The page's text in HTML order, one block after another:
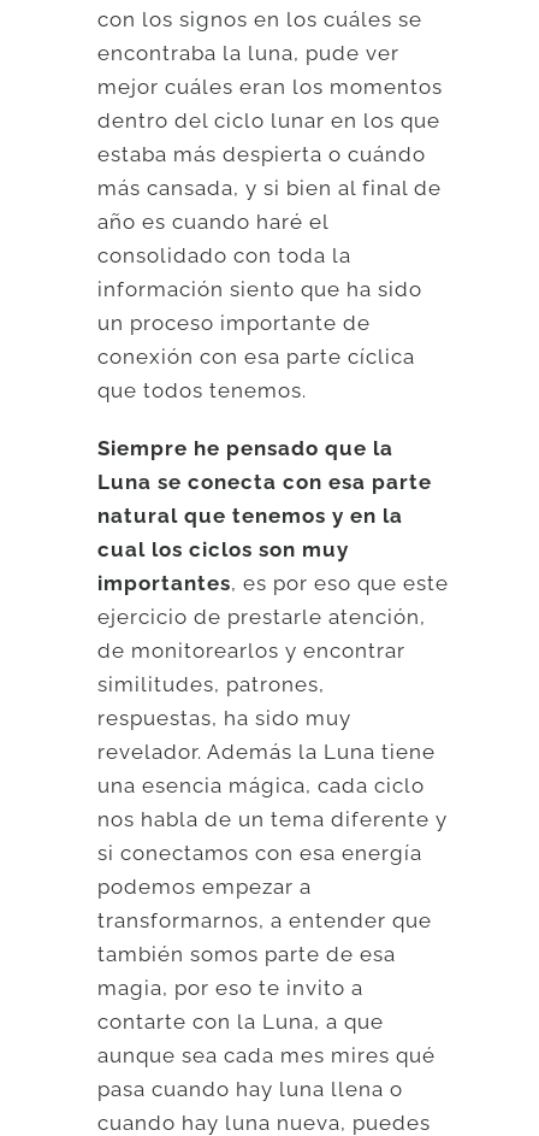
con los signos en los cuáles se
encontraba la luna, pude ver
mejor cuáles eran los momentos
dentro del ciclo lunar en los que
estaba más despierta o cuándo
más cansada, y si bien al final de
año es cuando haré el
consolidado con toda la
información siento que ha sido
un proceso importante de
conexión con esa parte cíclica
que todos tenemos.
Siempre he pensado que la
Luna se conecta con esa parte
natural que tenemos y en la
cual los ciclos son muy
importantes, es por eso que este
ejercicio de prestarle atención,
de monitorearlos y encontrar
similitudes, patrones,
respuestas, ha sido muy
revelador. Además la Luna tiene
una esencia mágica, cada ciclo
nos habla de un tema diferente y
si conectamos con esa energía
podemos empezar a
transformarnos, a entender que
también somos parte de esa
magia, por eso te invito a
contarte con la Luna, a que
aunque sea cada mes mires qué
pasa cuando hay luna llena o
cuando hay luna nueva, puedes